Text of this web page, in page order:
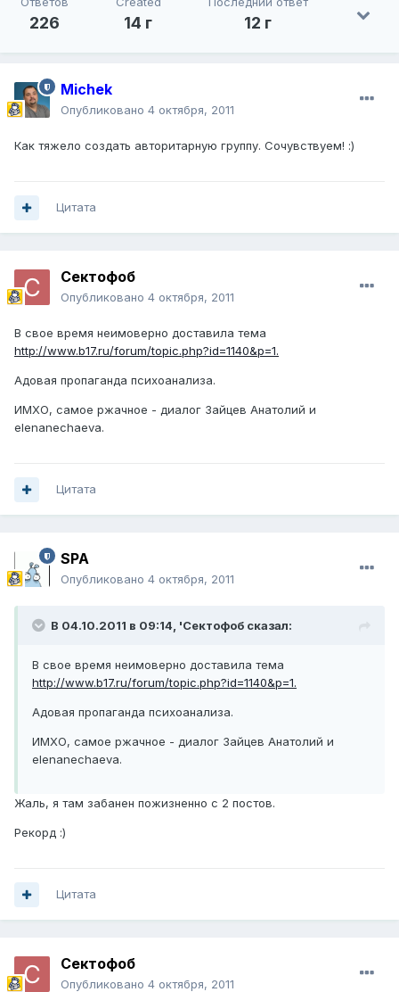
226 14 г 12 г
Michek
Опубликовано 4 октября, 2011
Как тяжело создать авторитарную группу. Сочувствуем! :)
Цитата
Сектофоб
Опубликовано 4 октября, 2011
В свое время неимоверно доставила тема
http://www.b17.ru/forum/topic.php?id=1140&p=1.
Адовая пропаганда психоанализа.
ИМХО, самое ржачное - диалог Зайцев Анатолий и
elenanechaeva.
Цитата
SPA
Опубликовано 4 октября, 2011
В 04.10.2011 в 09:14, 'Сектофоб сказал:
В свое время неимоверно доставила тема
http://www.b17.ru/forum/topic.php?id=1140&p=1.
Адовая пропаганда психоанализа.
ИМХО, самое ржачное - диалог Зайцев Анатолий и
elenanechaeva.
Жаль, я там забанен пожизненно с 2 постов.
Рекорд :)
Цитата
Сектофоб
Опубликовано 4 октября, 2011